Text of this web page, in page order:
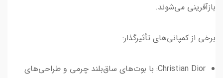
بازآفرینی می‌شوند.
برخی از کمپانی‌های تأثیرگذار:
Christian Dior: با بوت‌های ساق‌بلند چرمی و طراحی‌های